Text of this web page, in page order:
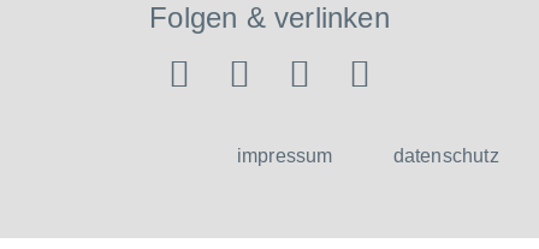
Folgen & verlinken
impressum datenschutz